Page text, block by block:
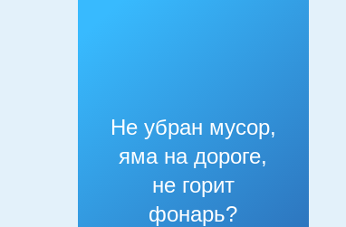
Не убран мусор,
яма на дороге,
не горит
фонарь?